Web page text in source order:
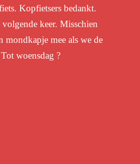
Kopfietsers bedankt.
keer. Misschien
mee als we de
woensdag ?